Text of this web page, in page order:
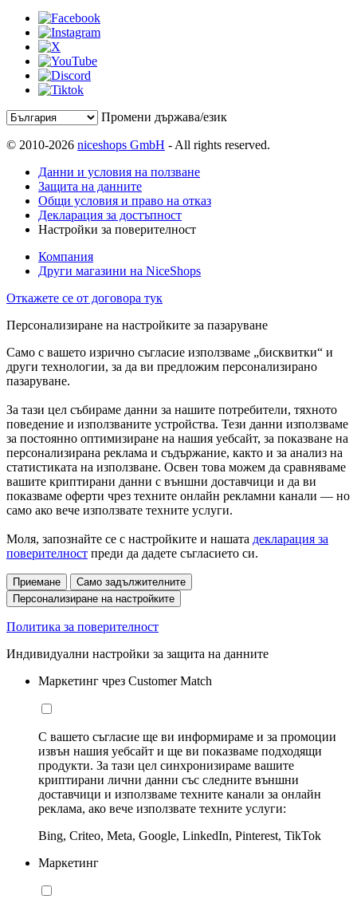
Промени държава/език
© 2010-2026 niceshops GmbH - All rights reserved.
Данни и условия на ползване
Защита на данните
Общи условия и право на отказ
Декларация за достъпност
Настройки за поверителност
Компания
Други магазини на NiceShops
Откажете се от договора тук
Персонализиране на настройките за пазаруване
Само с вашето изрично съгласие използваме „бисквитки“ и
други технологии, за да ви предложим персонализирано
пазаруване.
За тази цел събираме данни за нашите потребители, тяхното
поведение и използваните устройства. Тези данни използваме
за постоянно оптимизиране на нашия уебсайт, за показване на
персонализирана реклама и съдържание, както и за анализ на
статистиката на използване. Освен това можем да сравняваме
вашите криптирани данни с външни доставчици и да ви
показваме оферти чрез техните онлайн рекламни канали — но
само ако вече използвате техните услуги.
Моля, запознайте се с настройките и нашата декларация за
поверителност преди да дадете съгласието си.
Приемане
Само задължителните
Персонализиране на настройките
Политика за поверителност
Индивидуални настройки за защита на данните
Маркетинг чрез Customer Match
С вашето съгласие ще ви информираме и за промоции
извън нашия уебсайт и ще ви показваме подходящи
продукти. За тази цел синхронизираме вашите
криптирани лични данни със следните външни
доставчици и използваме техните канали за онлайн
реклама, ако вече използвате техните услуги:
Bing, Criteo, Meta, Google, LinkedIn, Pinterest, TikTok
Маркетинг